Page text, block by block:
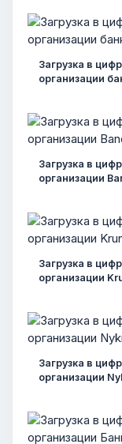
Загрузка в
организации
Загрузка в
организации
Загрузка в
организации
Загрузка в
организации